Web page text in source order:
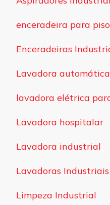
enceradeira para piso
Enceradeiras
Lavadora
lavadora elétrica
Lavadora hospitalar
Lavadora industrial
Lavadoras Industriais
Limpeza Industrial